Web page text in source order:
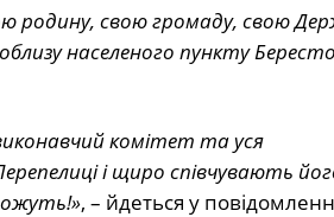
родину, свою громаду, свою
населеного пункту
виконавчий комітет та уся
і щиро співчувають
, – йдеться у